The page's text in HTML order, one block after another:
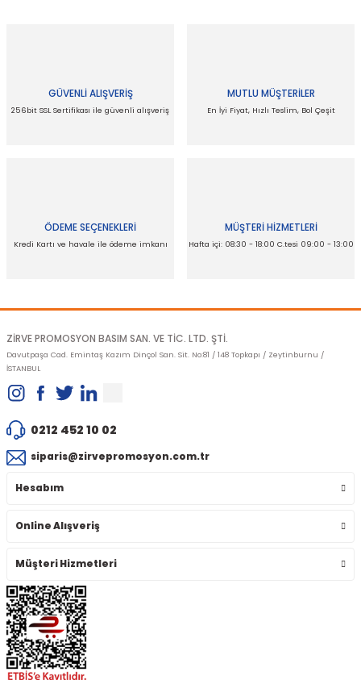
Ürün resmi kalitesiz, bozuk veya görüntülenemiyor.
GÜVENLİ ALIŞVERİŞ
256bit SSL Sertifikası ile güvenli alışveriş
MUTLU MÜŞTERİLER
En İyi Fiyat, Hızlı Teslim, Bol Çeşit
ÖDEME SEÇENEKLERİ
Kredi Kartı ve havale ile ödeme imkanı
MÜŞTERİ HİZMETLERİ
Hafta içi: 08:30 - 18:00 C.tesi 09:00 - 13:00
ZİRVE PROMOSYON BASIM SAN. VE TİC. LTD. ŞTİ.
Davutpaşa Cad. Emintaş Kazım Dinçol San. Sit. No:81 / 148 Topkapı / Zeytinburnu /
İSTANBUL
0212 452 10 02
siparis@zirvepromosyon.com.tr
Hesabım
Online Alışveriş
Müşteri Hizmetleri